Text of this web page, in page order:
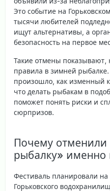
Это событие на
тысячи любителей
ищут альтернативы, а
безопасность на первое
Такие отмены показывают,
правила в зимней
произошло, как изменный
что делать рыбакам в
поможет понять риски и
сюрпризов.
Почему отменили
рыбалку» именно
Фестиваль планировали
Горьковского